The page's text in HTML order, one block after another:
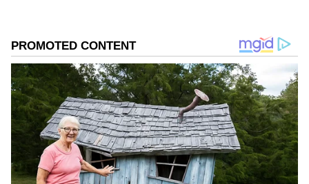
ஏசியாநெட் தமிழ்-ஐ உங்கள் முதன்மைத்
தேர்வாக்குங்கள்